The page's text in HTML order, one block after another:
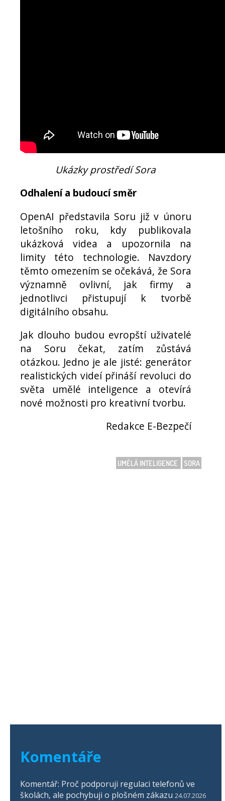
Ukázky prostředí Sora
Odhalení a budoucí směr
OpenAI představila Soru již v únoru
letošního roku, kdy publikovala
ukázková videa a upozornila na
limity této technologie. Navzdory
těmto omezením se očekává, že Sora
významně ovlivní, jak firmy a
jednotlivci přistupují k tvorbě
digitálního obsahu.
Jak dlouho budou evropští uživatelé
na Soru čekat, zatím zůstává
otázkou. Jedno je ale jisté: generátor
realistických videí přináší revoluci do
světa umělé inteligence a otevírá
nové možnosti pro kreativní tvorbu.
Redakce E-Bezpečí
UMĚLÁ INTELIGENCE SORA
Komentáře
Komentář: Proč podporuji regulaci telefonů ve
školách, ale pochybuji o plošném zákazu 24.07.2026